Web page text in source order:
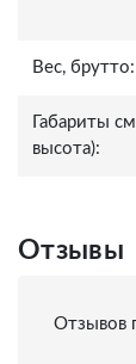
Вес, брутто:
Габариты
высота):
Отзывы
Отзывов